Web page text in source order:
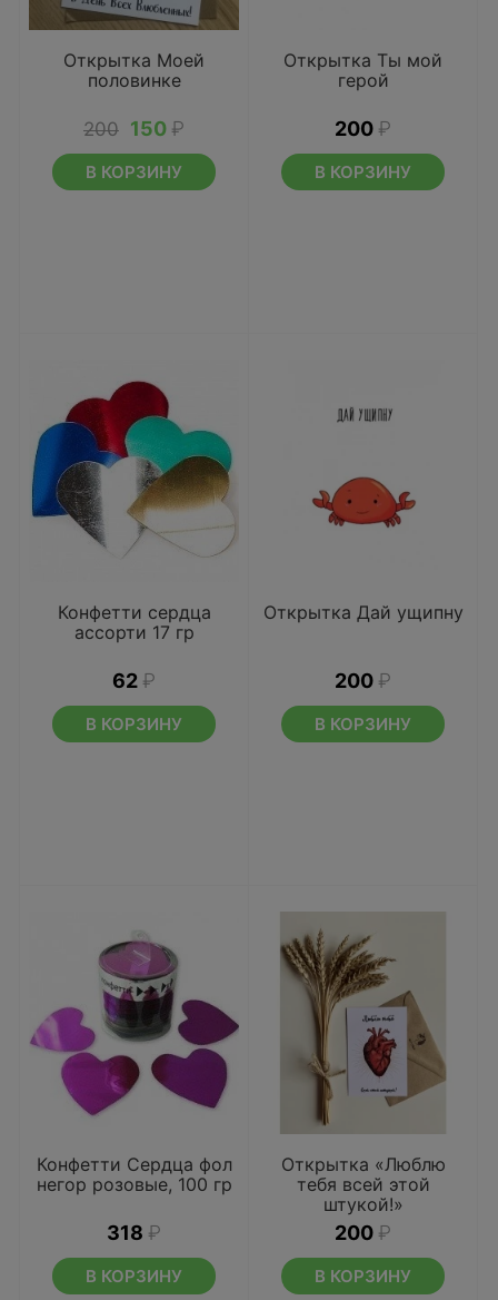
Открытка Моей
половинке
200 150 ₽
В КОРЗИНУ
Открытка Ты мой
герой
200 ₽
В КОРЗИНУ
Конфетти сердца
ассорти 17 гр
62 ₽
В КОРЗИНУ
Открытка Дай ущипну
200 ₽
В КОРЗИНУ
Конфетти Сердца фол
негор розовые, 100 гр
318 ₽
В КОРЗИНУ
Открытка «Люблю
тебя всей этой
штукой!»
200 ₽
В КОРЗИНУ